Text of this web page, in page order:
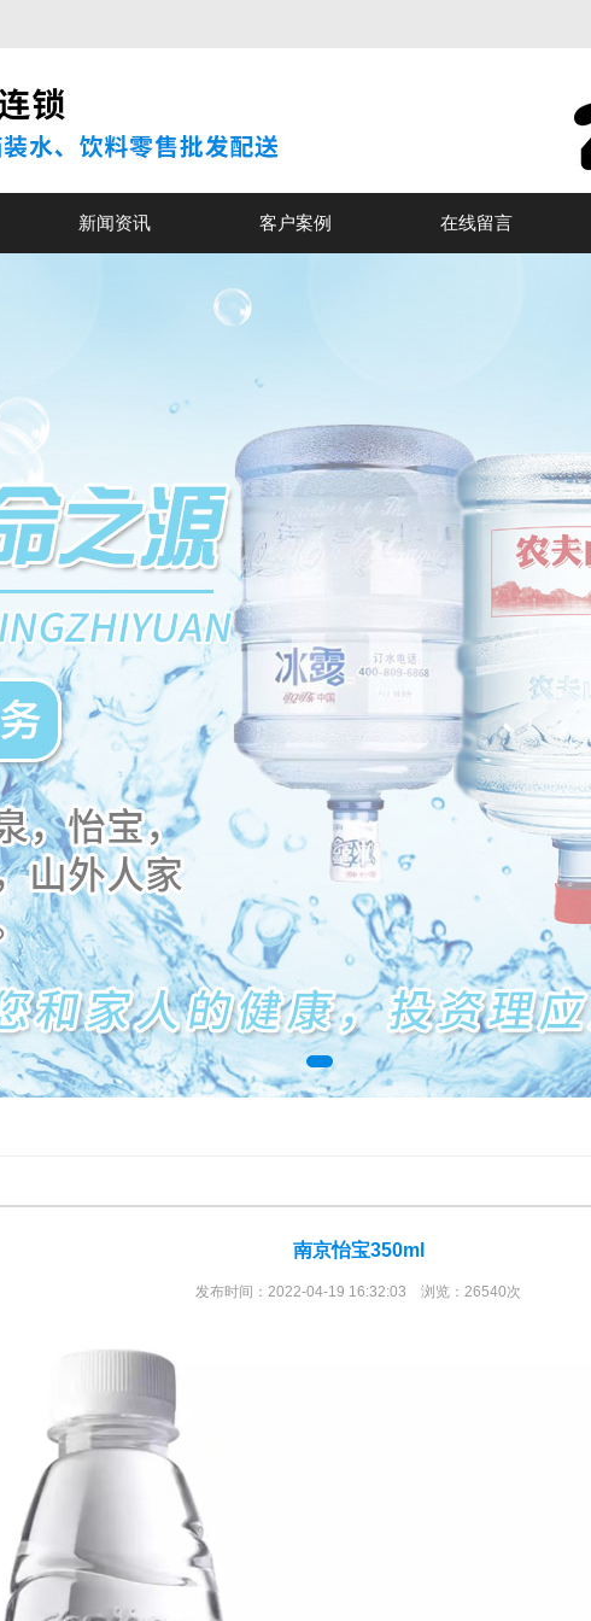
新闻资讯 客户案例 在线留言
南京怡宝350ml
发布时间：2022-04-19 16:32:03 浏览：26540次